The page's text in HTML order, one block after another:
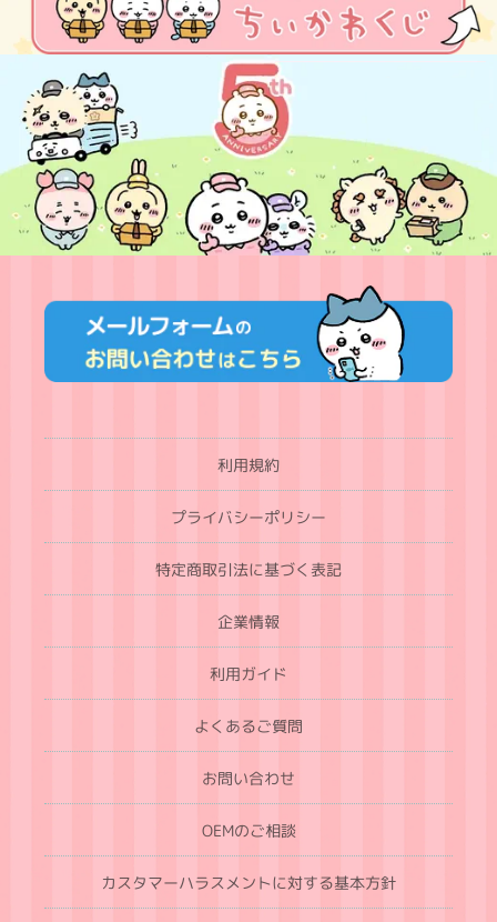
利用規約
プライバシーポリシー
特定商取引法に基づく表記
企業情報
利用ガイド
よくあるご質問
お問い合わせ
OEMのご相談
カスタマーハラスメントに対する基本方針